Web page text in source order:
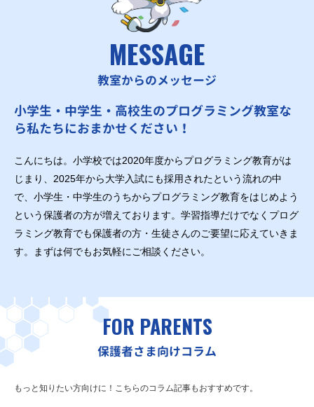
MESSAGE
教室からのメッセージ
小学生・中学生・高校生のプログラミング教室な
ら私たちにおまかせください！
こんにちは。小学校では2020年度からプログラミング教育がは
じまり、2025年から大学入試にも採用されたという流れの中
で、小学生・中学生のうちからプログラミング教育をはじめよう
という保護者の方が増えております。学習指導だけでなくプログ
ラミング教育でも保護者の方・生徒さんのご要望に応えていきま
す。まずは何でもお気軽にご相談ください。
FOR PARENTS
保護者さま向けコラム
もっと知りたい方向けに！こちらのコラム記事もおすすめです。